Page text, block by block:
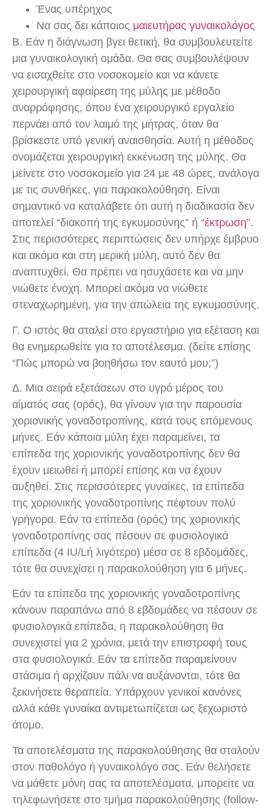
Ένας υπέρηχος
Να σας δει κάποιος μαιευτήρας γυναικολόγος
B. Εάν η διάγνωση βγει θετική, θα συμβουλευτείτε
μια γυναικολογική ομάδα. Θα σας συμβουλέψουν
να εισαχθείτε στο νοσοκομείο και να κάνετε
χειρουργική αφαίρεση της μύλης με μέθοδο
αναρρόφησης, όπου ένα χειρουργικό εργαλείο
περνάει από τον λαιμό της μήτρας, όταν θα
βρίσκεστε υπό γενική αναισθησία. Αυτή η μέθοδος
ονομάζεται χειρουργική εκκένωση της μύλης. Θα
μείνετε στο νοσοκομείο για 24 με 48 ώρες, ανάλογα
με τις συνθήκες, για παρακολούθηση. Είναι
σημαντικό να καταλάβετε ότι αυτή η διαδικασία δεν
αποτελεί “διακοπή της εγκυμοσύνης” ή “έκτρωση”.
Στις περισσότερες περιπτώσεις δεν υπήρχε έμβρυο
και ακόμα και στη μερική μύλη, αυτό δεν θα
αναπτυχθεί. Θα πρέπει να ησυχάσετε και να μην
νιώθετε ένοχη. Μπορεί ακόμα να νιώθετε
στεναχωρημένη, για την απώλεια της εγκυμοσύνης.
Γ. Ο ιστός θα σταλεί στο εργαστήριο για εξέταση και
θα ενημερωθείτε για το αποτέλεσμα. (δείτε επίσης
“Πώς μπορώ να βοηθήσω τον εαυτό μου;”)
Δ. Μια σειρά εξετάσεων στο υγρό μέρος του
αίματός σας (ορός), θα γίνουν για την παρουσία
χοριονικής γοναδοτροπίνης, κατά τους επόμενους
μήνες. Εάν κάποια μύλη έχει παραμείνει, τα
επίπεδα της χοριονικής γοναδοτροπίνης δεν θα
έχουν μειωθεί ή μπορεί επίσης και να έχουν
αυξηθεί. Στις περισσότερες γυναίκες, τα επίπεδα
της χοριονικής γοναδοτροπίνης πέφτουν πολύ
γρήγορα. Εάν τα επίπεδα (ορός) της χοριονικής
γοναδοτροπίνης σας πέσουν σε φυσιολογικά
επίπεδα (4 IU/Lή λιγότερο) μέσα σε 8 εβδομάδες,
τότε θα συνεχίσει η παρακολούθηση για 6 μήνες.
Εάν τα επίπεδα της χοριονικής γοναδοτροπίνης
κάνουν παραπάνω από 8 εβδομάδες να πέσουν σε
φυσιολογικά επίπεδα, η παρακολούθηση θα
συνεχιστεί για 2 χρόνια, μετά την επιστροφή τους
στα φυσιολογικά. Εάν τα επίπεδα παραμείνουν
στάσιμα ή αρχίζουν πάλι να αυξάνονται, τότε θα
ξεκινήσετε θεραπεία. Υπάρχουν γενικοί κανόνες
αλλά κάθε γυναίκα αντιμετωπίζεται ως ξεχωριστό
άτομο.
Τα αποτελέσματα της παρακολούθησης θα σταλούν
στον παθολόγο ή γυναικολόγο σας. Εάν θελήσετε
να μάθετε μόνη σας τα αποτελέσματα, μπορείτε να
τηλεφωνήσετε στο τμήμα παρακολούθησης (follow-